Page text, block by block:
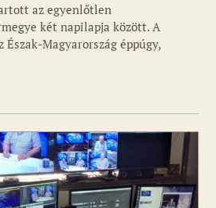
az egyenlőtlen
két napilapja között. A
Magyarország éppúgy,